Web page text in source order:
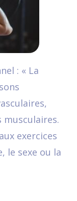
: « La
musculaires.
exercices
le sexe ou la